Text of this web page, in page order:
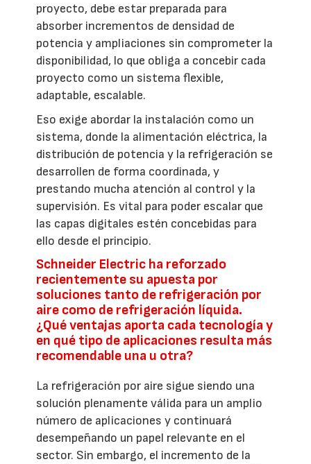
proyecto, debe estar preparada para
absorber incrementos de densidad de
potencia y ampliaciones sin comprometer la
disponibilidad, lo que obliga a concebir cada
proyecto como un sistema flexible,
adaptable, escalable.
Eso exige abordar la instalación como un
sistema, donde la alimentación eléctrica, la
distribución de potencia y la refrigeración se
desarrollen de forma coordinada, y
prestando mucha atención al control y la
supervisión. Es vital para poder escalar que
las capas digitales estén concebidas para
ello desde el principio.
Schneider Electric ha reforzado
recientemente su apuesta por
soluciones tanto de refrigeración por
aire como de refrigeración líquida.
¿Qué ventajas aporta cada tecnología y
en qué tipo de aplicaciones resulta más
recomendable una u otra?
La refrigeración por aire sigue siendo una
solución plenamente válida para un amplio
número de aplicaciones y continuará
desempeñando un papel relevante en el
sector. Sin embargo, el incremento de la